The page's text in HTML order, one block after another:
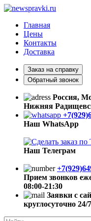
Главная
Цены
Контакты
Доставка
Заказ на справку
Обратный звонок
Россия,
Нижняя
Наш WhatsApp
Наш Телеграм
Прием звонков
08:00-21:30
Заявки с
круглосуточно 24/7